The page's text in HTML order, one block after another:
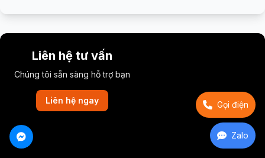
Liên hệ tư vấn
Chúng tôi sẵn sàng hỗ trợ bạn
Liên hệ ngay Gọi điện
Zalo